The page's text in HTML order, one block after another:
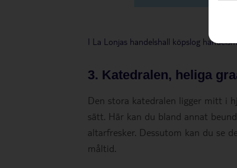
I La Lonjas handelshall köpslog
3. Katedralen, heliga
Den stora katedralen ligger mitt i
sätt. Här kan du bland annat
altarfresker. Dessutom kan du se
måltid.